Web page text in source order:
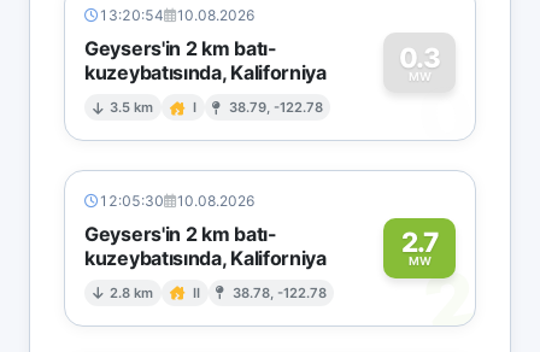
13:20:54 10.08.2026
Geysers'in 2 km batı-
kuzeybatısında, Kaliforniya
3.5 km I 38.79, -122.78
0.3
MW
0
12:05:30 10.08.2026
Geysers'in 2 km batı-
kuzeybatısında, Kaliforniya
2.8 km II 38.78, -122.78
2.7
MW2